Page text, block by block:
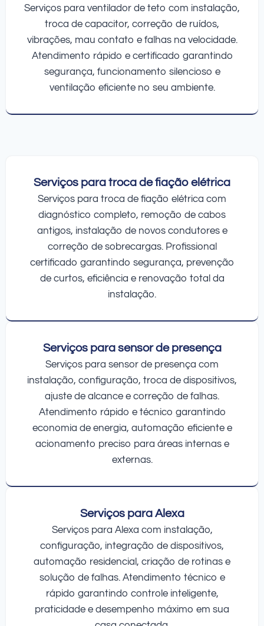
Serviços para ventilador de teto com instalação,
troca de capacitor, correção de ruídos,
vibrações, mau contato e falhas na velocidade.
Atendimento rápido e certificado garantindo
segurança, funcionamento silencioso e
ventilação eficiente no seu ambiente.
Serviços para troca de fiação elétrica
Serviços para troca de fiação elétrica com
diagnóstico completo, remoção de cabos
antigos, instalação de novos condutores e
correção de sobrecargas. Profissional
certificado garantindo segurança, prevenção
de curtos, eficiência e renovação total da
instalação.
Serviços para sensor de presença
Serviços para sensor de presença com
instalação, configuração, troca de dispositivos,
ajuste de alcance e correção de falhas.
Atendimento rápido e técnico garantindo
economia de energia, automação eficiente e
acionamento preciso para áreas internas e
externas.
Serviços para Alexa
Serviços para Alexa com instalação,
configuração, integração de dispositivos,
automação residencial, criação de rotinas e
solução de falhas. Atendimento técnico e
rápido garantindo controle inteligente,
praticidade e desempenho máximo em sua